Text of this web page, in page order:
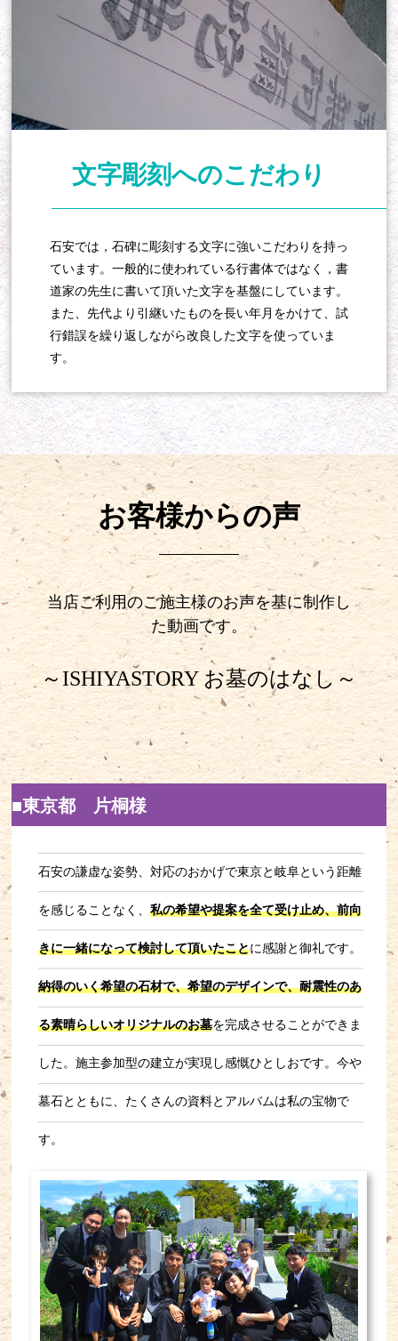
文字彫刻へのこだわり
石安では，石碑に彫刻する文字に強いこだわりを持っ
ています。一般的に使われている行書体ではなく，書
道家の先生に書いて頂いた文字を基盤にしています。
また、先代より引継いたものを長い年月をかけて、試
行錯誤を繰り返しながら改良した文字を使っていま
す。
お客様からの声
当店ご利用のご施主様のお声を基に制作し
た動画です。
～ISHIYASTORY お墓のはなし～
■東京都 片桐様
石安の謙虚な姿勢、対応のおかげで東京と岐阜という距離
を感じることなく、私の希望や提案を全て受け止め、前向
きに一緒になって検討して頂いたことに感謝と御礼です。
納得のいく希望の石材で、希望のデザインで、耐震性のあ
る素晴らしいオリジナルのお墓を完成させることができま
した。施主参加型の建立が実現し感慨ひとしおです。今や
墓石とともに、たくさんの資料とアルバムは私の宝物で
す。